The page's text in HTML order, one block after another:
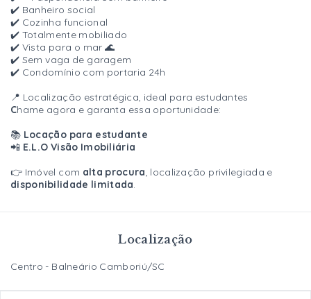
✔️ Banheiro social
✔️ Cozinha funcional
✔️ Totalmente mobiliado
✔️ Vista para o mar 🌊
✔️ Sem vaga de garagem
✔️ Condomínio com portaria 24h
📍 Localização estratégica, ideal para estudantes
Chame agora e garanta essa oportunidade:
📚 Locação para estudante
📲 E.L.O Visão Imobiliária
👉 Imóvel com alta procura, localização privilegiada e
disponibilidade limitada.
Localização
Centro - Balneário Camboriú/SC